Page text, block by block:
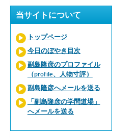
当サイトについて
トップページ
今日のぼやき目次
副島隆彦のプロファイル
（profile、人物寸評）
副島隆彦へメールを送る
「副島隆彦の学問道場」
へメールを送る